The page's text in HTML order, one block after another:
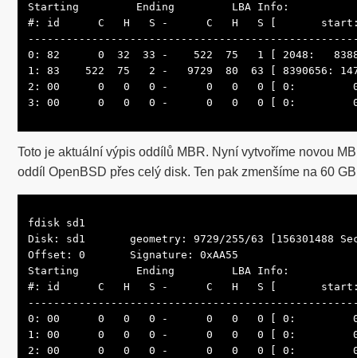
Starting         Ending         LBA Info:
#: id      C   H   S -      C   H   S [
0: 82      0  32  33 -    522  75   1 [ 2048:
1: 83    522  75   2 -   9729  80  63 [ 8390656:
2: 00      0   0   0 -      0   0   0 [ 0:         0 ]
3: 00      0   0   0 -      0   0   0 [ 0:         0 ]
Toto je aktuální výpis oddílů MBR. Nyní vytvoříme novou
oddíl OpenBSD přes celý disk. Ten pak zmenšíme na 60
fdisk sd1
Disk: sd1       geometry: 9729/255/63 [156301488
Offset: 0       Signature: 0xAA55
Starting         Ending         LBA Info:
#: id      C   H   S -      C   H   S [
0: 00      0   0   0 -      0   0   0 [ 0:         0 ]
1: 00      0   0   0 -      0   0   0 [ 0:         0 ]
2: 00      0   0   0 -      0   0   0 [ 0:         0 ]